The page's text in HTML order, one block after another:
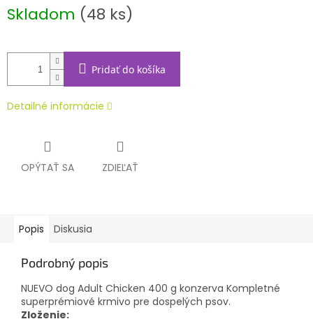
cena:
Skladom (48 ks)
Pridať do košíka
Detailné informácie
OPÝTAŤ SA ZDIEĽAŤ
Popis Diskusia
Podrobný popis
NUEVO dog Adult Chicken 400 g konzerva Kompletné
superprémiové krmivo pre dospelých psov.
Zloženie: